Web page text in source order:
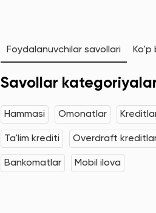
Foydalanuvchilar savollari Ko'p
Savollar
Hammasi Omonatlar
Ta'lim krediti Overdraft
Bankomatlar Mobil ilova